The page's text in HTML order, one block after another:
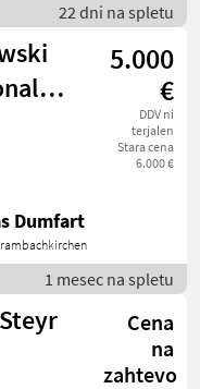
22 dni na spletu
5.000
€
DDV ni
terjalen
Stara cena
6.000 €
Dumfart
1 mesec na spletu
Cena
na
zahtevo